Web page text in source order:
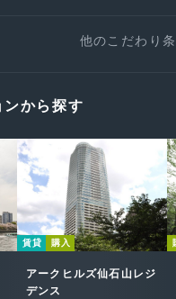
他のこだわり
ンから探す
賃貸 購入
アークヒルズ仙石山レジ
デンス